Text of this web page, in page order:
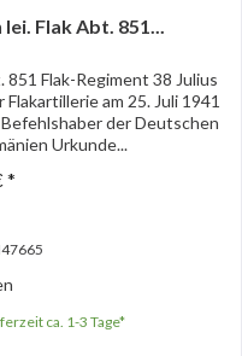
Flak Abt. 851...
Flak-Regiment 38 Julius
am 25. Juli 1941
der Deutschen
Urkunde...
*
ca. 1-3 Tage*